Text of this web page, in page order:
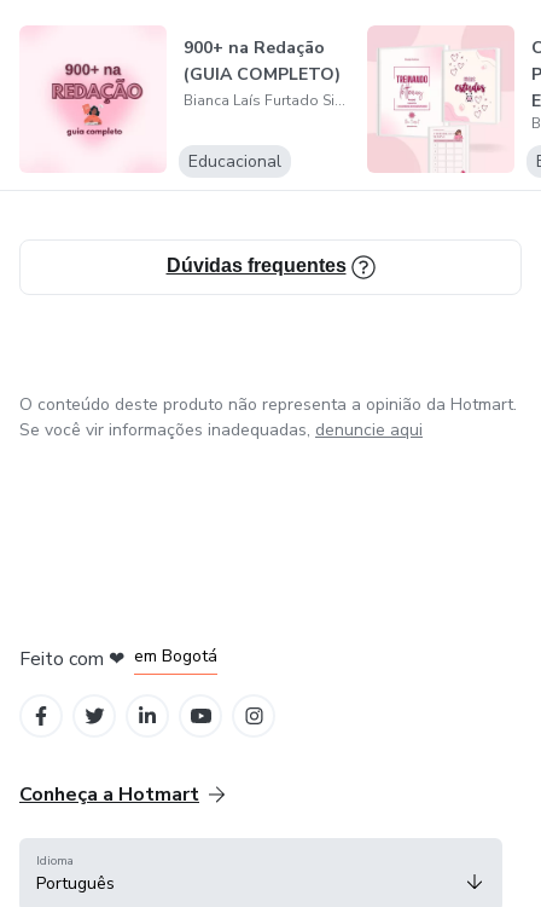
900+ na Redação
(GUIA COMPLETO)
Bianca Laís Furtado Silva
Educacional
Dúvidas frequentes
O conteúdo deste produto não representa a opinião da Hotmart.
Se você vir informações inadequadas, denuncie aqui
Feito com ❤ em Bogotá
Conheça a Hotmart
Idioma
Português